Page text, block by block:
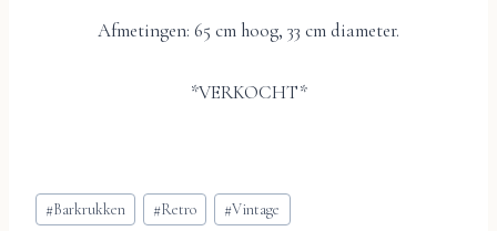
Afmetingen: 65 cm hoog, 33 cm diameter.
*VERKOCHT*
Bericht
tags:
#Barkrukken #Retro #Vintage